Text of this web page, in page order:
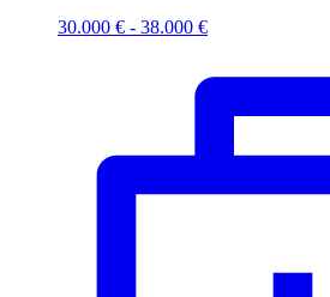
30.000 € - 38.000 €